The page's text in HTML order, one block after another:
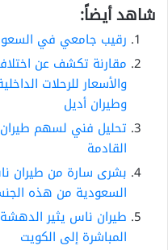
شاهد أيضاً:
رقيب جامعي في
مقارنة تكشف عن
والأسعار للرحلات
وطيران أديل
تحليل فني لسهم
القادمة
بشرى سارة من طيران
السعودية من هذه
طيران ناس يثير الدهشة
المباشرة إلى الكويت